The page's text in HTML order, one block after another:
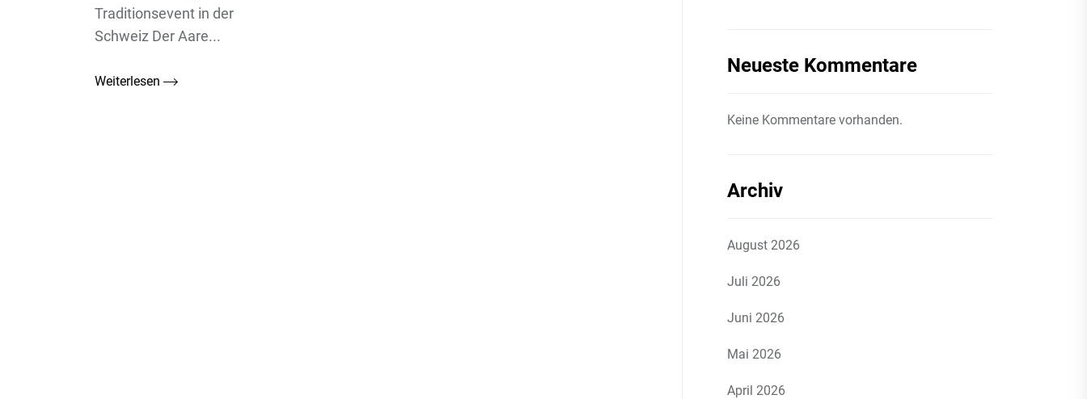
Traditionsevent in der
Schweiz Der Aare...
Weiterlesen
Neueste Kommentare
Keine Kommentare vorhanden.
Archiv
August 2026
Juli 2026
Juni 2026
Mai 2026
April 2026